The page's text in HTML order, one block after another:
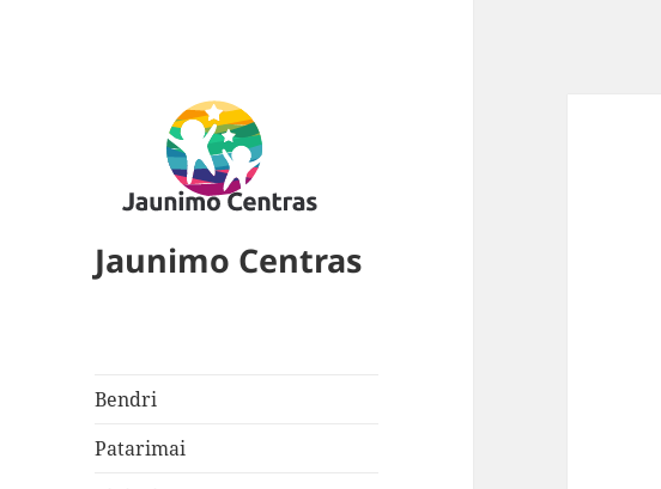
Jaunimo Centras
Bendri
Patarimai